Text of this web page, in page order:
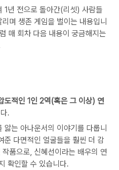
1년 전으로 돌아간(리셋) 사람들
며 생존 게임을 벌이는 내용입니
회차 다음 내용이 궁금해지는
도적인 1인 2역(혹은 그 이상) 연
.
앓는 아나운서의 이야기를 다룹니
준 다면적인 얼굴들을 훨씬 더 감
품으로, 신혜선이라는 배우의 연
확인할 수 있습니다.